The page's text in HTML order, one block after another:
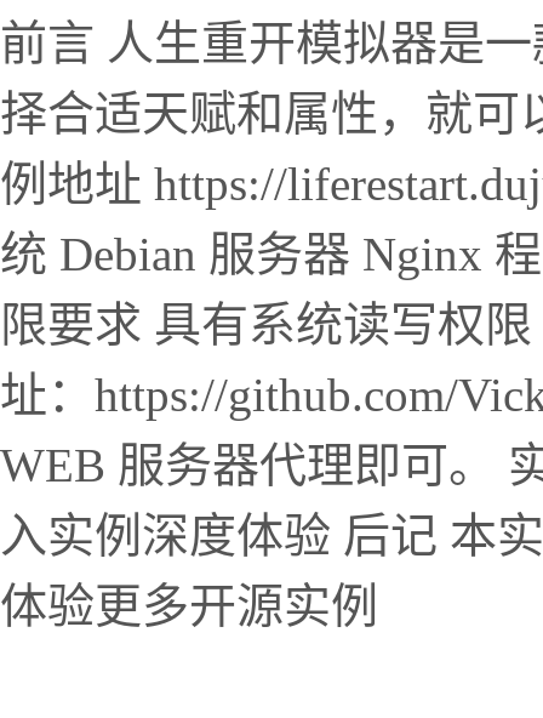
前言 人生重开模拟器是
择合适天赋和属性，就可
例地址 https://
统 Debian 服务器 Nginx
限要求 具有系统读写权
址：https://github.com/
WEB 服务器代理即可。
入实例深度体验 后记 本
体验更多开源实例